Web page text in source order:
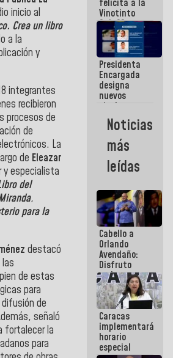
inicio al
Crea un libro
a la
y
integrantes
recibieron
procesos de
de
La
de Eleazar
y especialista
del
,
para la
destacó
de estas
para
de
señaló
fortalecer la
para
de
Maiquetía
felicita a la
Vinotinto
Sub 20
campeona
frente
México Sub
23 en los
Centroamericanos
Presidenta
Encargada
designa
nuevos
titulares en
Viceministerio
de Energía
Eléctrica y
CORPOELEC
Noticias
más
leídas
Cabello a
Orlando
Avendaño:
Disfruto
cada vez
que escribes
porque lo
que haces
es
embarrarla
Caracas
implementará
horario
especial